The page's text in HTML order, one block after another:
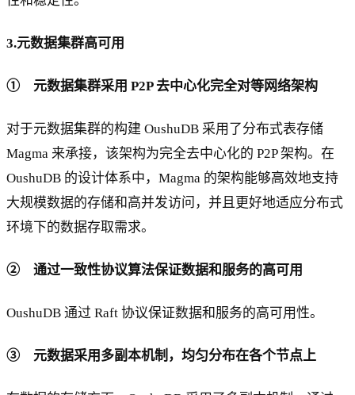
3.元数据集群高可用
① 元数据集群采用 P2P 去中心化完全对等网络架构
对于元数据集群的构建 OushuDB 采用了分布式表存储
Magma 来承接，该架构为完全去中心化的 P2P 架构。在
OushuDB 的设计体系中，Magma 的架构能够高效地支持
大规模数据的存储和高并发访问，并且更好地适应分布式
环境下的数据存取需求。
② 通过一致性协议算法保证数据和服务的高可用
OushuDB 通过 Raft 协议保证数据和服务的高可用性。
③ 元数据采用多副本机制，均匀分布在各个节点上